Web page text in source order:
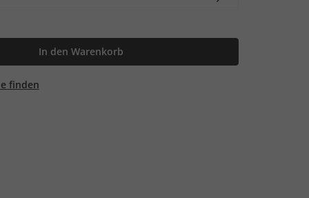
In den Warenkorb
finden